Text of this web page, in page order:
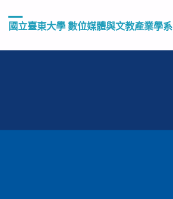
國立臺東大學 數位媒體與文教產業學系